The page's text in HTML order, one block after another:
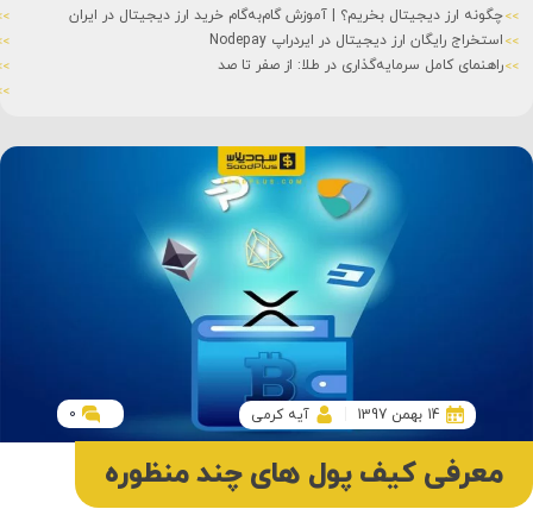
چگونه ارز دیجیتال بخریم؟ | آموزش گام‌به‌گام خرید ارز دیجیتال در ایران
استخراج رایگان ارز دیجیتال در ایردراپ Nodepay
راهنمای کامل سرمایه‌گذاری در طلا: از صفر تا صد
معرفی کیف پول های چند منظوره
14 بهمن 1397 آیه کرمی 0